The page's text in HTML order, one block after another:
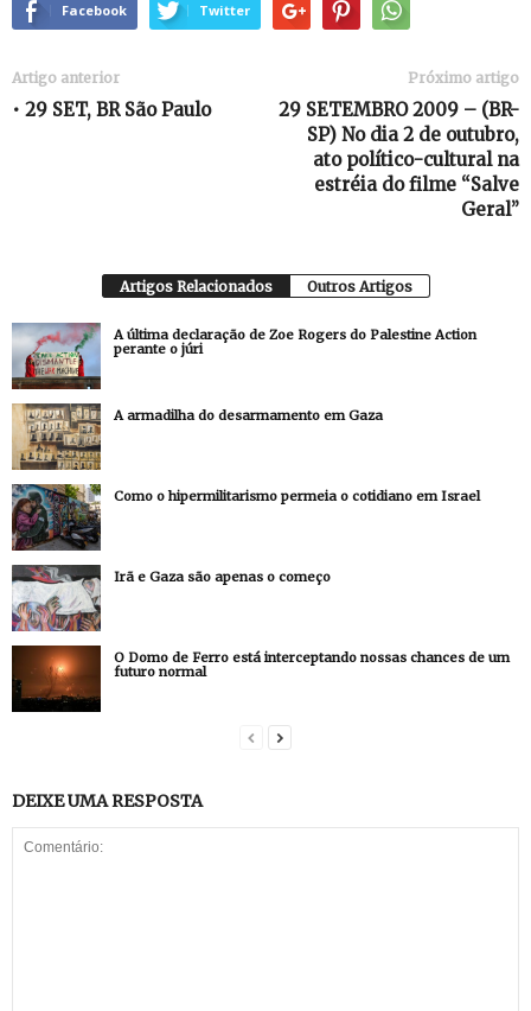
Facebook Twitter
Artigo anterior
• 29 SET, BR São Paulo
Próximo artigo
29 SETEMBRO 2009 – (BR-
SP) No dia 2 de outubro,
ato político-cultural na
estréia do filme “Salve
Geral”
Artigos Relacionados Outros Artigos
A última declaração de Zoe Rogers do Palestine Action
perante o júri
A armadilha do desarmamento em Gaza
Como o hipermilitarismo permeia o cotidiano em Israel
Irã e Gaza são apenas o começo
O Domo de Ferro está interceptando nossas chances de um
futuro normal
DEIXE UMA RESPOSTA